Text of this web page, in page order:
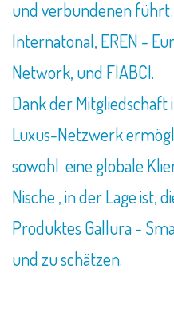
und verbundenen führt:
Internatonal, EREN -
Network, und FIABCI.
Dank der
Luxus-Netzwerk
sowohl eine globale
Nische , in der Lage ist,
Produktes Gallura -
und zu schätzen.